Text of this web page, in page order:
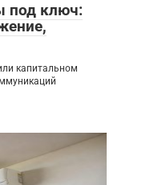
под ключ:
капитальном